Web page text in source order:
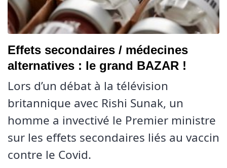
Effets secondaires / médecines
alternatives : le grand BAZAR !
Lors d’un débat à la télévision
britannique avec Rishi Sunak, un
homme a invectivé le Premier ministre
sur les effets secondaires liés au vaccin
contre le Covid.